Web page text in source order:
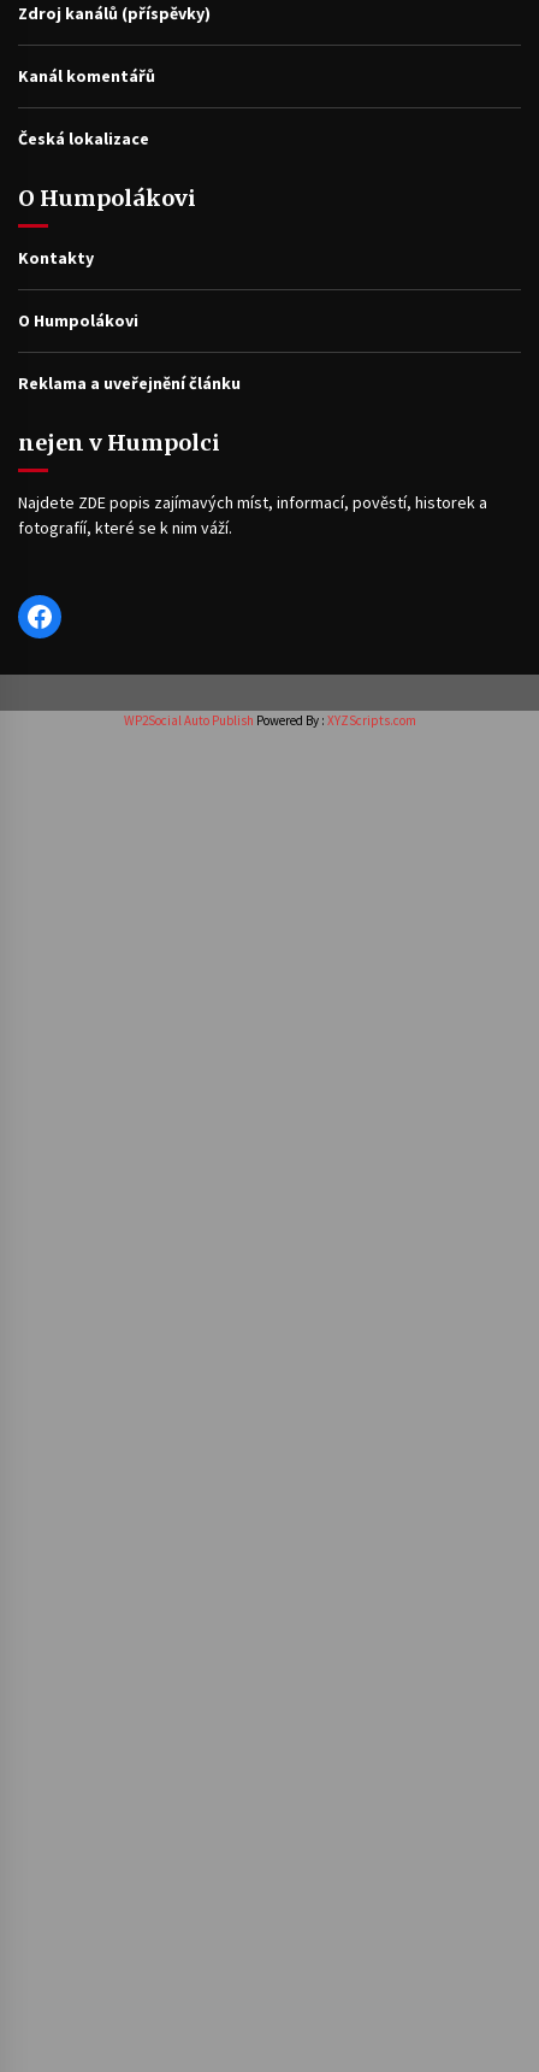
Zdroj kanálů (příspěvky)
Kanál komentářů
Česká lokalizace
O Humpolákovi
Kontakty
O Humpolákovi
Reklama a uveřejnění článku
nejen v Humpolci
Najdete ZDE popis zajímavých míst, informací, pověstí, historek a
fotografíí, které se k nim váží.
Facebook
WP2Social Auto Publish Powered By : XYZScripts.com